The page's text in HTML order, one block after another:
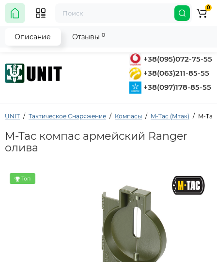
+38(095)072-75-55
+38(063)211-85-55
+38(097)178-85-55
0
UNIT Тактическое Снаряжение Компасы M-Tac (Мтак) M-
M-Tac компас армейский Ranger
олива
Топ
Описание Отзывы 0